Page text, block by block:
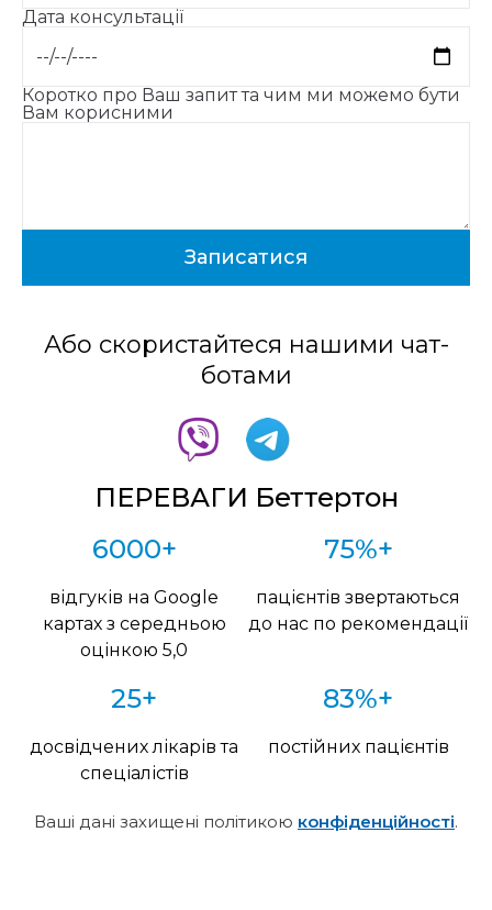
Дата консультації
Коротко про Ваш запит та чим ми можемо бути
Вам корисними
Або скористайтеся нашими чат-
ботами
ПЕРЕВАГИ Беттертон
6000+
відгуків на Google
картах з середньою
оцінкою 5,0
75%+
пацієнтів звертаються
до нас по рекомендації
25+
досвідчених лікарів та
спеціалістів
83%+
постійних пацієнтів
Ваші дані захищені політикою конфіденційності.